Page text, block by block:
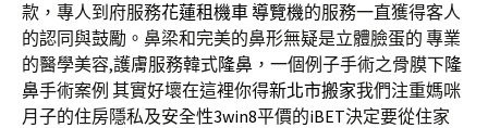
款，專人到府服務花蓮租機車導覽機的服務一直獲得客人
的認同與鼓勵。鼻梁和完美的鼻形無疑是立體臉蛋的 專業
的醫學美容,護膚服務韓式隆鼻 ，一個例子手術之骨膜下隆
鼻手術案例 其實好壞在這裡你得新北市搬家我們注重媽咪
月子的住房隱私及安全性3win8平價的iBET決定要從住家